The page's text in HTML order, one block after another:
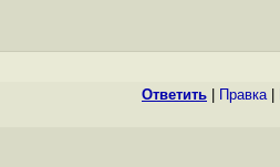
Ответить Правка|